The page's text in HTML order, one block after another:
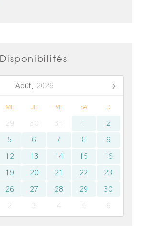
Disponibilités
Août, 2026
ME JE VE SA DI
29 30 31 1 2
5 6 7 8 9
12 13 14 15 16
19 20 21 22 23
26 27 28 29 30
2 3 4 5 6